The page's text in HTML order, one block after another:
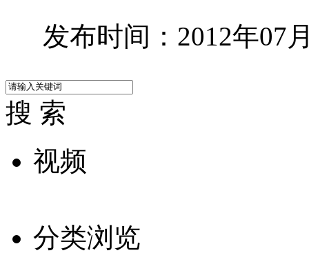
发布时间：2012年07
搜 索
视频
分类浏览